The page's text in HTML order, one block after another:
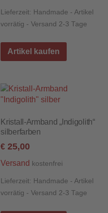
Lieferzeit: Handmade - Artikel
vorrätig - Versand 2-3 Tage
Artikel kaufen
Kristall-Armband „Indigolith“
silberfarben
€ 25,00
Versand kostenfrei
Lieferzeit: Handmade - Artikel
vorrätig - Versand 2-3 Tage